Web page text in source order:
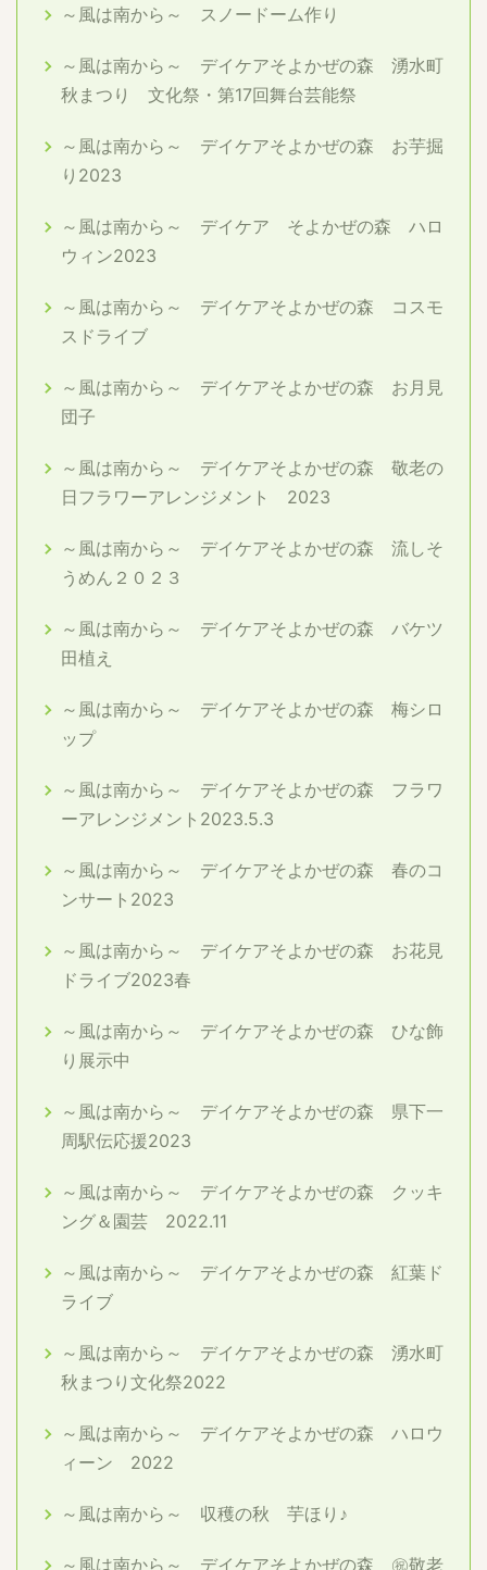
～風は南から～ スノードーム作り
～風は南から～ デイケアそよかぜの森 湧水町
秋まつり 文化祭・第17回舞台芸能祭
～風は南から～ デイケアそよかぜの森 お芋掘
り2023
～風は南から～ デイケア そよかぜの森 ハロ
ウィン2023
～風は南から～ デイケアそよかぜの森 コスモ
スドライブ
～風は南から～ デイケアそよかぜの森 お月見
団子
～風は南から～ デイケアそよかぜの森 敬老の
日フラワーアレンジメント 2023
～風は南から～ デイケアそよかぜの森 流しそ
うめん２０２３
～風は南から～ デイケアそよかぜの森 バケツ
田植え
～風は南から～ デイケアそよかぜの森 梅シロ
ップ
～風は南から～ デイケアそよかぜの森 フラワ
ーアレンジメント2023.5.3
～風は南から～ デイケアそよかぜの森 春のコ
ンサート2023
～風は南から～ デイケアそよかぜの森 お花見
ドライブ2023春
～風は南から～ デイケアそよかぜの森 ひな飾
り展示中
～風は南から～ デイケアそよかぜの森 県下一
周駅伝応援2023
～風は南から～ デイケアそよかぜの森 クッキ
ング＆園芸 2022.11
～風は南から～ デイケアそよかぜの森 紅葉ド
ライブ
～風は南から～ デイケアそよかぜの森 湧水町
秋まつり文化祭2022
～風は南から～ デイケアそよかぜの森 ハロウ
ィーン 2022
～風は南から～ 収穫の秋 芋ほり♪
～風は南から～ デイケアそよかぜの森 ㊗敬老